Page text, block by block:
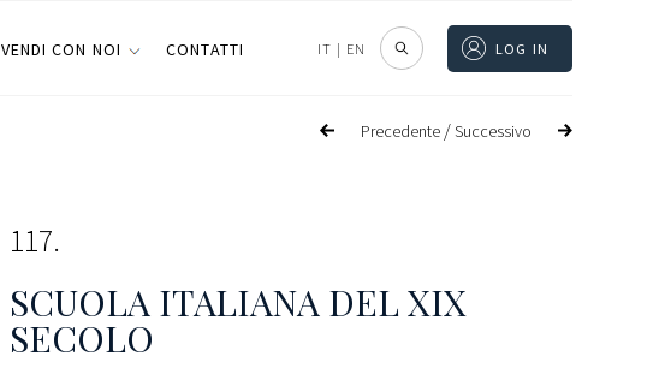
VENDI CON NOI CONTATTI IT | EN LOG IN
Precedente /Successivo
117
SCUOLA ITALIANA DEL XIX
SECOLO